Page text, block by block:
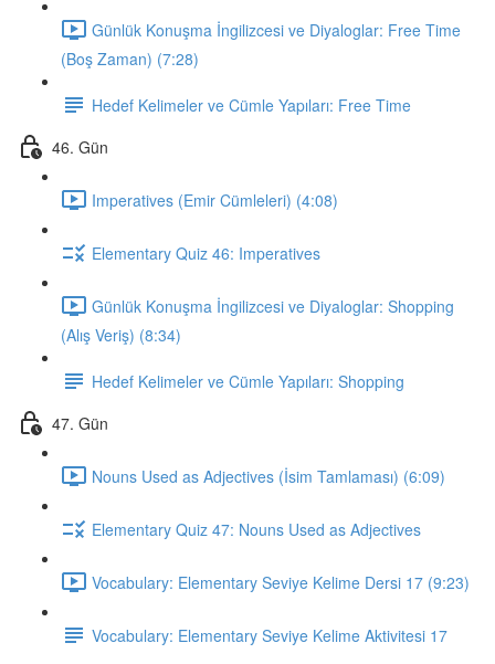
Günlük Konuşma İngilizcesi ve Diyaloglar: Free Time
(Boş Zaman) (7:28)
Hedef Kelimeler ve Cümle Yapıları: Free Time
46. Gün
Imperatives (Emir Cümleleri) (4:08)
Elementary Quiz 46: Imperatives
Günlük Konuşma İngilizcesi ve Diyaloglar: Shopping
(Alış Veriş) (8:34)
Hedef Kelimeler ve Cümle Yapıları: Shopping
47. Gün
Nouns Used as Adjectives (İsim Tamlaması) (6:09)
Elementary Quiz 47: Nouns Used as Adjectives
Vocabulary: Elementary Seviye Kelime Dersi 17 (9:23)
Vocabulary: Elementary Seviye Kelime Aktivitesi 17